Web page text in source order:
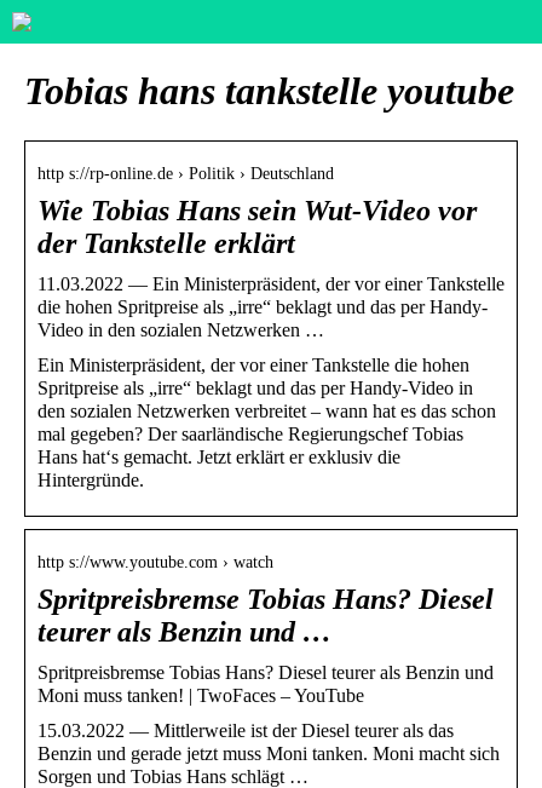
Tobias hans tankstelle youtube
http s://rp-online.de › Politik › Deutschland
Wie Tobias Hans sein Wut-Video vor
der Tankstelle erklärt
11.03.2022 — Ein Ministerpräsident, der vor einer Tankstelle
die hohen Spritpreise als „irre“ beklagt und das per Handy-
Video in den sozialen Netzwerken …
Ein Ministerpräsident, der vor einer Tankstelle die hohen
Spritpreise als „irre“ beklagt und das per Handy-Video in
den sozialen Netzwerken verbreitet – wann hat es das schon
mal gegeben? Der saarländische Regierungschef Tobias
Hans hat‘s gemacht. Jetzt erklärt er exklusiv die
Hintergründe.
http s://www.youtube.com › watch
Spritpreisbremse Tobias Hans? Diesel
teurer als Benzin und …
Spritpreisbremse Tobias Hans? Diesel teurer als Benzin und
Moni muss tanken! | TwoFaces – YouTube
15.03.2022 — Mittlerweile ist der Diesel teurer als das
Benzin und gerade jetzt muss Moni tanken. Moni macht sich
Sorgen und Tobias Hans schlägt …